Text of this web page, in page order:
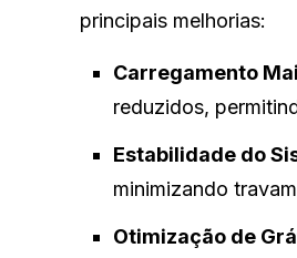
principais melhorias:
Carregamento
reduzidos,
Estabilidade do
minimizando
Otimização de